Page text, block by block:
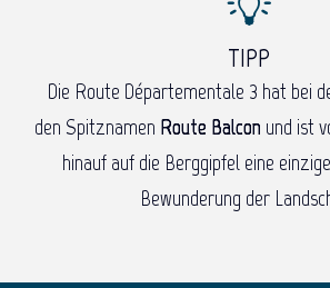
TIPP
Die Route Départementale 3 hat bei
den Spitznamen Route Balcon und ist
hinauf auf die Berggipfel eine
Bewunderung der